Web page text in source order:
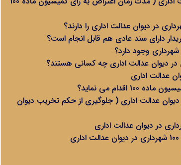
می نماید؟
کمیسیون ماده 100 شهرداری در دیوان عدالت اداری ( جلوگیری از حکم تخریب دیوان